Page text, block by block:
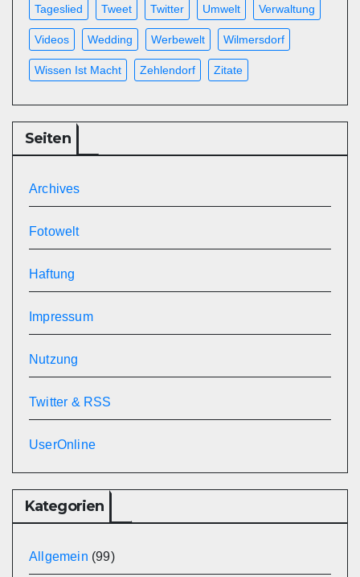
Tageslied Tweet Twitter Umwelt Verwaltung
Videos Wedding Werbewelt Wilmersdorf
Wissen Ist Macht Zehlendorf Zitate
Seiten
Archives
Fotowelt
Haftung
Impressum
Nutzung
Twitter & RSS
UserOnline
Kategorien
Allgemein (99)